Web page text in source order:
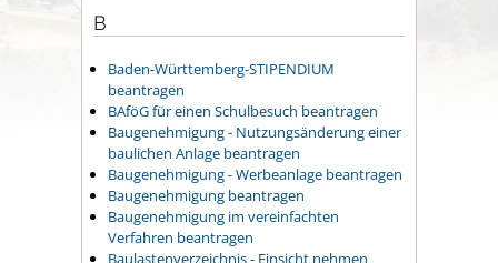
B
Baden-Württemberg-STIPENDIUM
beantragen
BAföG für einen Schulbesuch beantragen
Baugenehmigung - Nutzungsänderung einer
baulichen Anlage beantragen
Baugenehmigung - Werbeanlage beantragen
Baugenehmigung beantragen
Baugenehmigung im vereinfachten
Verfahren beantragen
Baulastenverzeichnis - Einsicht nehmen